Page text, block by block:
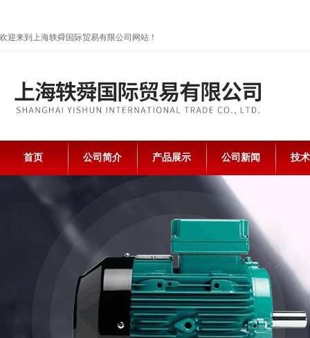
欢迎来到上海轶舜国际贸易有限公司网站！
首页 公司简介 产品展示 公司新闻 技